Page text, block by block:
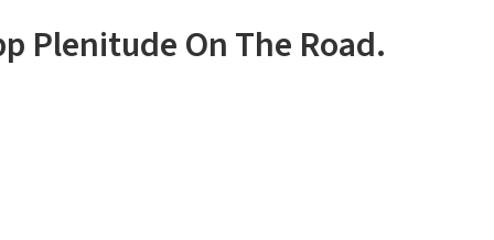
Plenitude On The Road.